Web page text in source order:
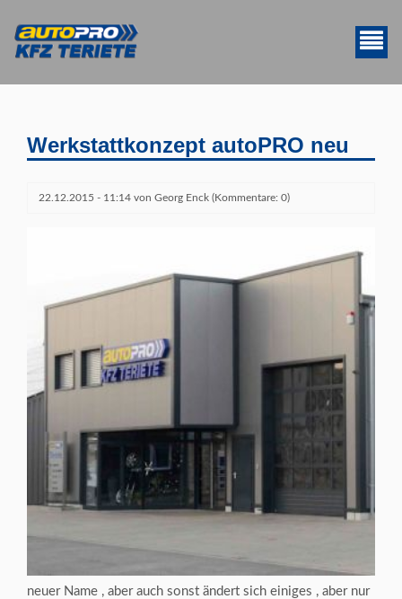
Werkstattkonzept autoPRO neu
22.12.2015 - 11:14 von Georg Enck (Kommentare: 0)
neuer Name , aber auch sonst ändert sich einiges , aber nur